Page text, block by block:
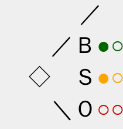
／
／Ｂ
◇ Ｓ ●○
＼Ｏ ○○